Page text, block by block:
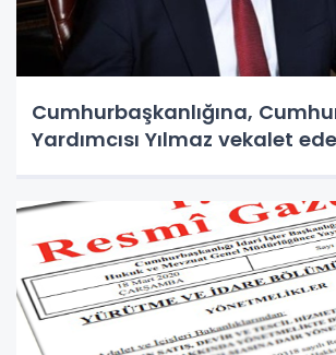
Cumhurbaşkanlığına,
Yardımcısı Yılmaz vekalet